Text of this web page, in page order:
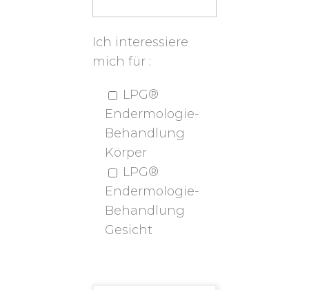
Ich interessiere
mich für :
LPG®
Endermologie-
Behandlung
Körper
LPG®
Endermologie-
Behandlung
Gesicht